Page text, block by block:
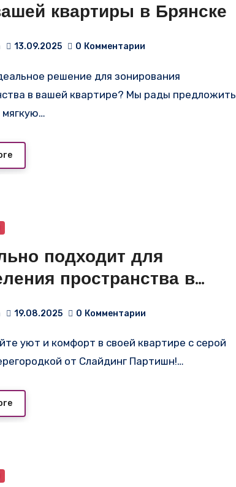
квартиры в Брянске
13.09.2025 0 Комментарии
в вашей квартире? Мы рады предложить
подходит для
пространства в
студии, наша мягкая
не только выполнит
зонирования
19.08.2025 0 Комментарии
уют и комфорт в своей квартире с серой
от Слайдинг Партишн!…